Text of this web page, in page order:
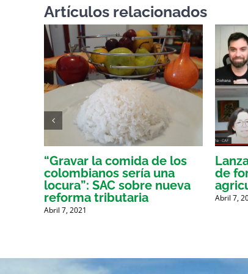
Artículos relacionados
“Gravar la comida de los
colombianos sería una
locura”: SAC sobre nueva
reforma tributaria
Abril 7, 2021
de
Abril 7,